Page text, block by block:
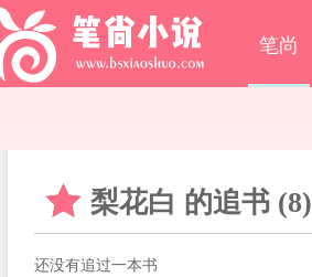
笔尚
梨花白 的追书 (8)
还没有追过一本书